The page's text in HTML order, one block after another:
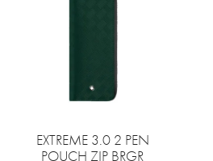
EXTREME 3.0 2 PEN
POUCH ZIP BRGR